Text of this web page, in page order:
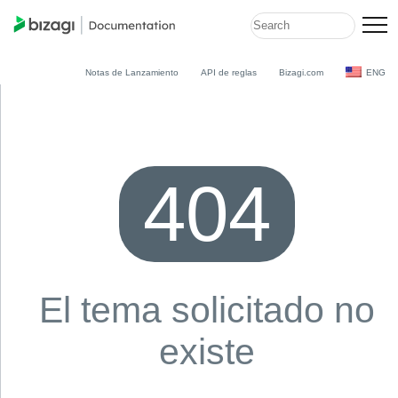
Notas de Lanzamiento API de reglas Bizagi.com ENG